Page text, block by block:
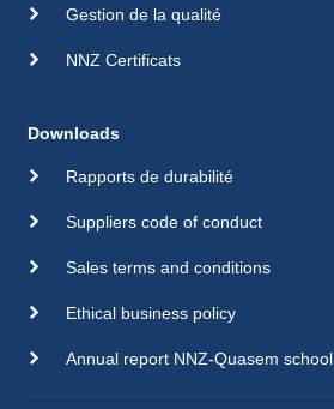
Gestion de la qualité
NNZ Certificats
Downloads
Rapports de durabilité
Suppliers code of conduct
Sales terms and conditions
Ethical business policy
Annual report NNZ-Quasem school